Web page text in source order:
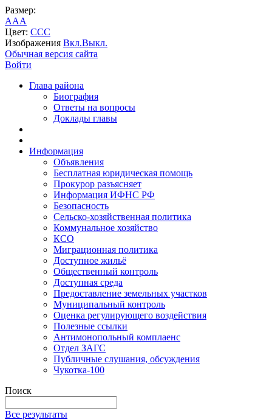
Размер:
AAA
Цвет: CCC
Изображения Вкл.Выкл.
Обычная версия сайта
Войти
Глава района
Биография
Ответы на вопросы
Доклады главы
Информация
Объявления
Бесплатная юридическая помощь
Прокурор разъясняет
Информация ИФНС РФ
Безопасность
Сельско-хозяйственная политика
Коммунальное хозяйство
КСО
Миграционная политика
Доступное жильё
Общественный контроль
Доступная среда
Предоставление земельных участков
Муниципальный контроль
Оценка регулирующего воздействия
Полезные ссылки
Антимонопольный комплаенс
Отдел ЗАГС
Публичные слушания, обсуждения
Чукотка-100
Поиск
Все результаты